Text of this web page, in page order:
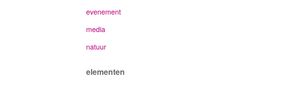
evenement
media
natuur
elementen